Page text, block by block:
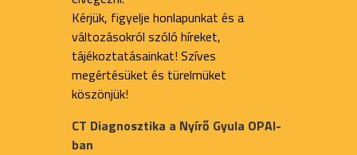
Kérjük, figyelje honlapunkat és a
változásokról szóló híreket,
tájékoztatásainkat! Szíves
megértésüket és türelmüket
köszönjük!
CT Diagnosztika a Nyírő Gyula OPAI-
ban